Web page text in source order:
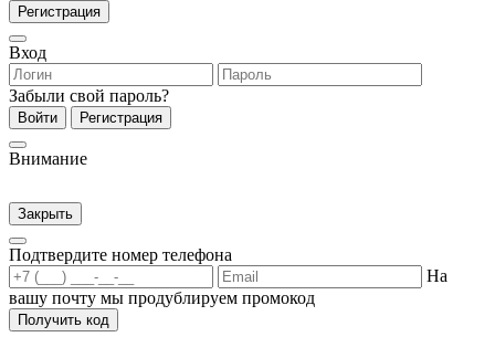
Регистрация
Вход
Забыли свой пароль?
Войти Регистрация
Внимание
Закрыть
Подтвердите номер телефона
На
вашу почту мы продублируем промокод
Получить код